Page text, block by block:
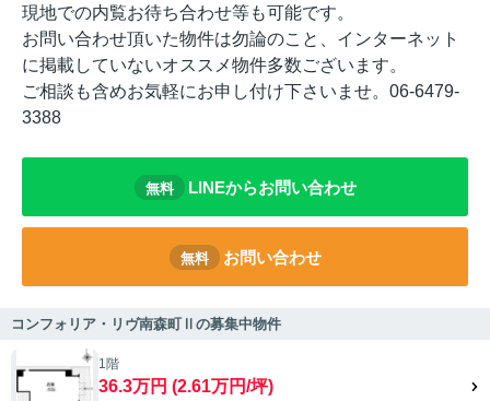
現地での内覧お待ち合わせ等も可能です。
お問い合わせ頂いた物件は勿論のこと、インターネット
に掲載していないオススメ物件多数ございます。
ご相談も含めお気軽にお申し付け下さいませ。06-6479-
3388
無料 LINEからお問い合わせ
無料 お問い合わせ
コンフォリア・リヴ南森町Ⅱの募集中物件
1階
36.3万円 (2.61万円/坪)